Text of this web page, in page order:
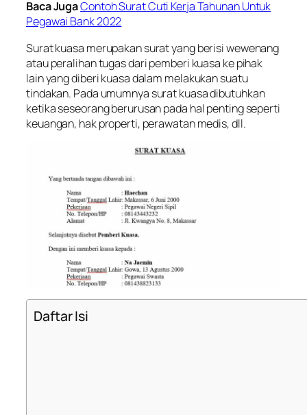
Baca JugaContoh Surat Cuti Kerja Tahunan Untuk
Pegawai Bank 2022
Surat kuasa merupakan surat yang berisi wewenang
atau peralihan tugas dari pemberi kuasa ke pihak
lain yang diberi kuasa dalam melakukan suatu
tindakan. Pada umumnya surat kuasa dibutuhkan
ketika seseorang berurusan pada hal penting seperti
keuangan, hak properti, perawatan medis, dll.
Daftar Isi